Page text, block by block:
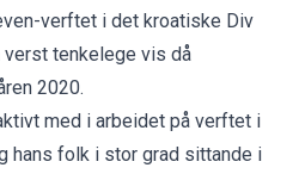
verftet i det kroatiske Div
verst tenkelege vis då
2020.
med i arbeidet på verftet i
hans folk i stor grad sittande i